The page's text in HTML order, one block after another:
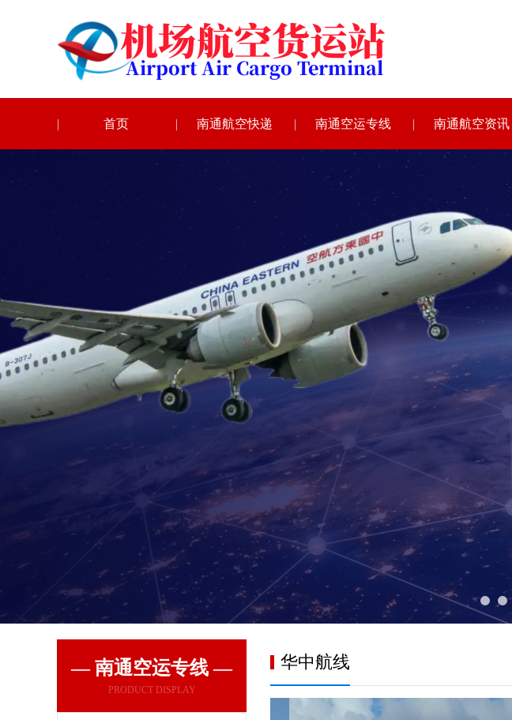
首页 南通航空快递 南通空运专线 南通航空资讯
— 南通空运专线 —
PRODUCT DISPLAY
华中航线